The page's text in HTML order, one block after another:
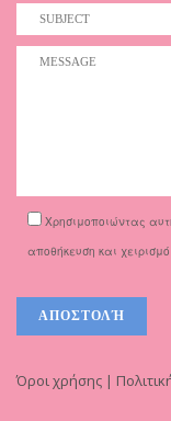
Χρησιμοποιώντας
αποθήκευση και
Όροι χρήσης |